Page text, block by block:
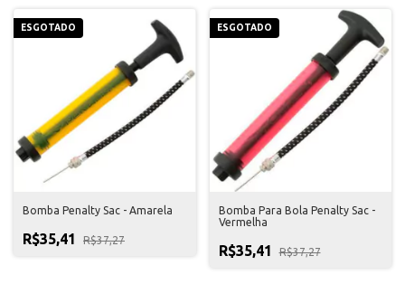
ESGOTADO
Bomba Penalty Sac - Amarela
R$35,41 R$37,27
ESGOTADO
Bomba Para Bola Penalty Sac -
Vermelha
R$35,41 R$37,27